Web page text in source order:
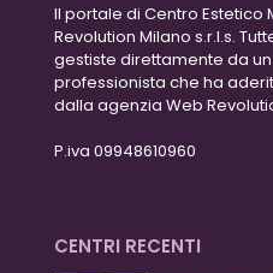
Il portale di Centro Estetico
Revolution Milano s.r.l.s.
gestiste direttamente da
professionista che ha
dalla agenzia Web
P.iva 09948610960
CENTRI RECENTI